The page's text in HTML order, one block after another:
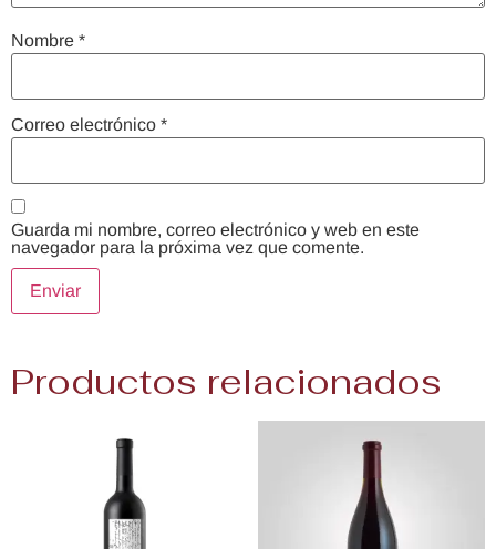
Nombre *
Correo electrónico *
Guarda mi nombre, correo electrónico y web en este
navegador para la próxima vez que comente.
Productos relacionados